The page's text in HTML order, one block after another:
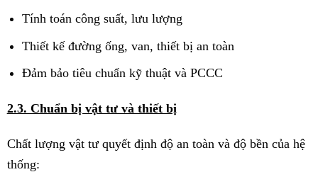
Tính toán công suất, lưu lượng
Thiết kế đường ống, van, thiết bị an toàn
Đảm bảo tiêu chuẩn kỹ thuật và PCCC
2.3. Chuẩn bị vật tư và thiết bị
Chất lượng vật tư quyết định độ an toàn và độ bền của hệ
thống: